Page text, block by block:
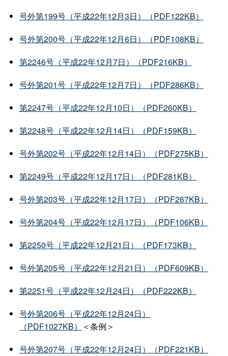
号外第199号（平成22年12月3日）（PDF122KB）
号外第200号（平成22年12月6日）（PDF108KB）
第2246号（平成22年12月7日）（PDF216KB）
号外第201号（平成22年12月7日）（PDF286KB）
第2247号（平成22年12月10日）（PDF260KB）
第2248号（平成22年12月14日）（PDF159KB）
号外第202号（平成22年12月14日）（PDF275KB）
第2249号（平成22年12月17日）（PDF281KB）
号外第203号（平成22年12月17日）（PDF267KB）
号外第204号（平成22年12月17日）（PDF106KB）
第2250号（平成22年12月21日）（PDF173KB）
号外第205号（平成22年12月21日）（PDF609KB）
第2251号（平成22年12月24日）（PDF222KB）
号外第206号（平成22年12月24日）
（PDF1027KB）
＜条例＞
号外第207号（平成22年12月24日）（PDF221KB）